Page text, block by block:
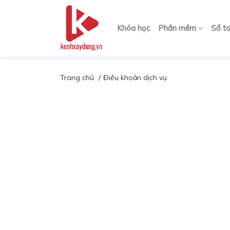
Khóa học Phần mềm Sổ
Trang chủ Điều khoản dịch vụ